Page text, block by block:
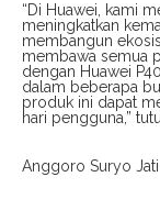
“Di Huawei, kami
meningkatkan
membangun
membawa semua
dengan Huawei
dalam beberapa
produk ini dapat
hari pengguna,”
Anggoro Suryo